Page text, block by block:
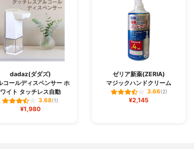
dadaz(ダダズ)
コールディスペンサー ホ
ワイト タッチレス自動
3.68(1)
¥1,980
ゼリア新薬(ZERIA)
マジックハンドクリーム
3.66(2)
¥2,145